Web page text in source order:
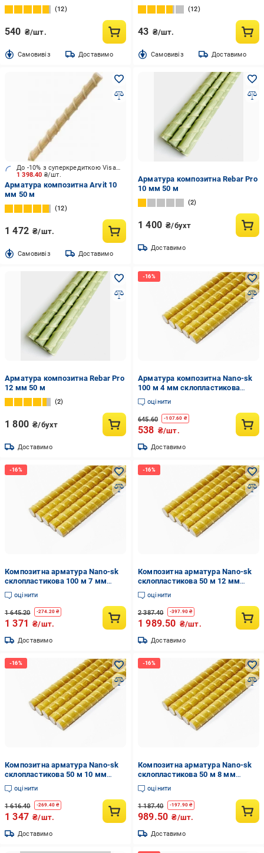
12
540 ₴/шт.
Cамовивіз Доставимо
12
43 ₴/шт.
Cамовивіз Доставимо
1 398.40 ₴/шт.
До -10% з суперкредиткою Visa Вигода
Арматура композитна Arvit 10
мм 50 м
12
1 472 ₴/шт.
Cамовивіз Доставимо
Арматура композитна Rebar Pro
10 мм 50 м
2
1 400 ₴/бухт
Доставимо
Арматура композитна Rebar Pro
12 мм 50 м
2
1 800 ₴/бухт
Доставимо
Арматура композитна Nano-sk
100 м 4 мм склопластикова
(4482266)
оцінити
645.60 -107.60 ₴
538 ₴/шт.
Доставимо
Композитна арматура Nano-sk
склопластикова 100 м 7 мм
(nano31)
оцінити
1 645.20 -274.20 ₴
1 371 ₴/шт.
Доставимо
Композитна арматура Nano-sk
склопластикова 50 м 12 мм
(nano7)
оцінити
2 387.40 -397.90₴
1 989.50 ₴/шт.
Доставимо
Композитна арматура Nano-sk
склопластикова 50 м 10 мм
(nano6)
оцінити
1 616.40 -269.40 ₴
1 347 ₴/шт.
Доставимо
Композитна арматура Nano-sk
склопластикова 50 м 8 мм
(nano5)
оцінити
1 187.40 -197.90₴
989.50 ₴/шт.
Доставимо